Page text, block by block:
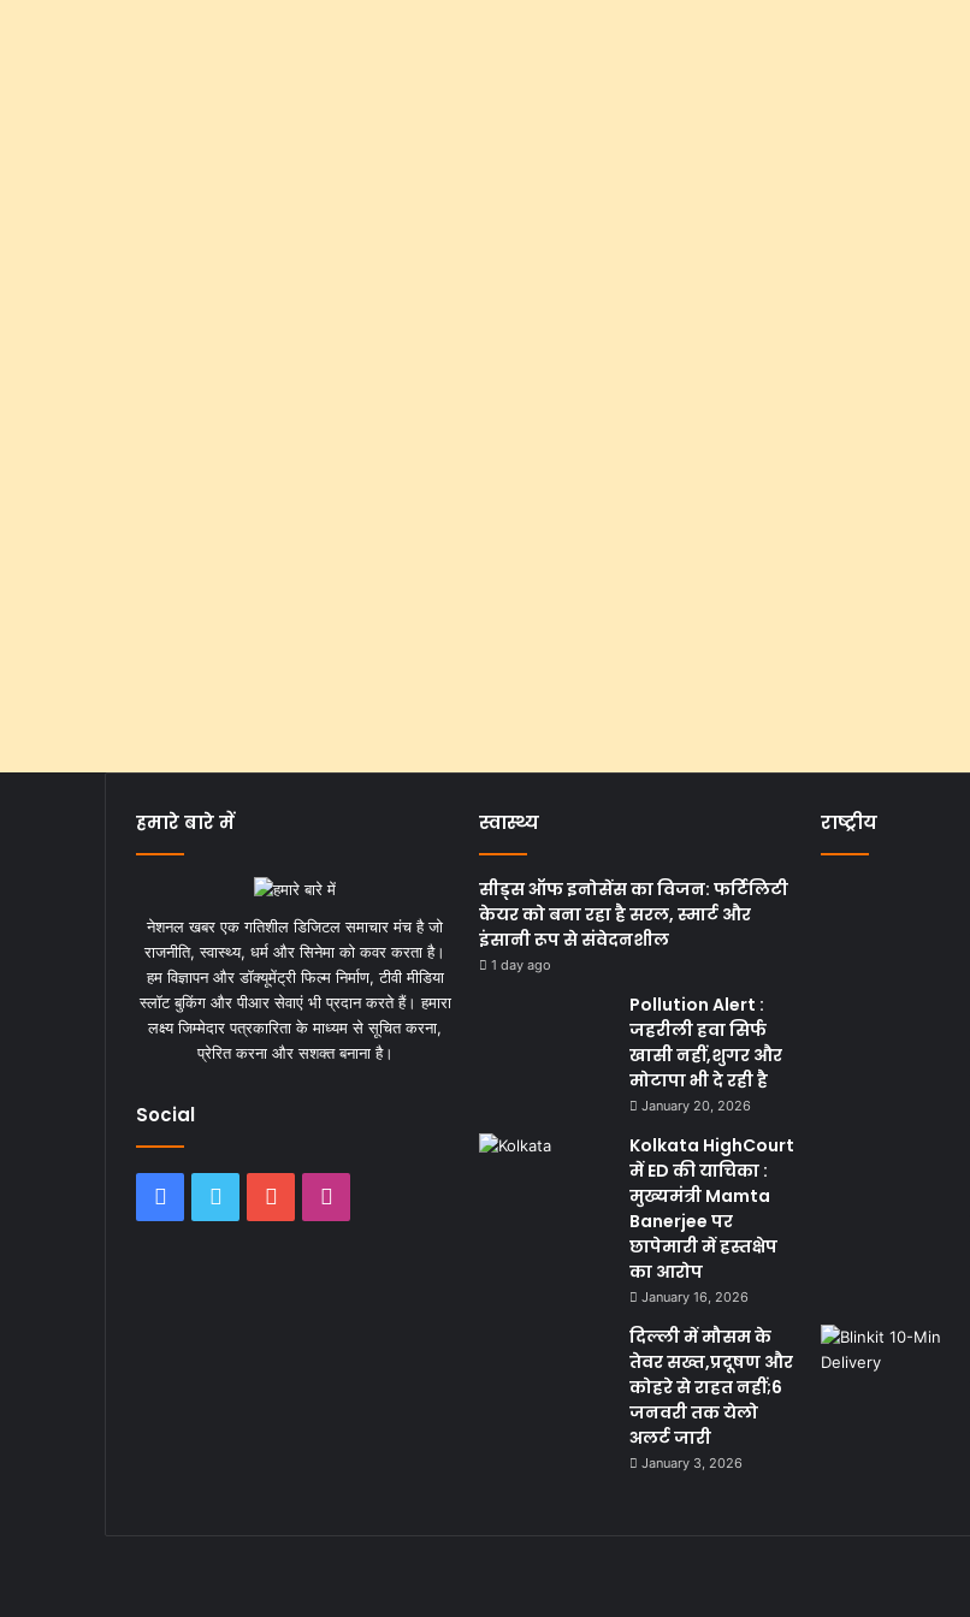
हमारे बारे में
नेशनल खबर एक गतिशील डिजिटल समाचार मंच है जो
राजनीति, स्वास्थ्य, धर्म और सिनेमा को कवर करता है।
हम विज्ञापन और डॉक्यूमेंट्री फिल्म निर्माण, टीवी मीडिया
स्लॉट बुकिंग और पीआर सेवाएं भी प्रदान करते हैं। हमारा
लक्ष्य जिम्मेदार पत्रकारिता के माध्यम से सूचित करना,
प्रेरित करना और सशक्त बनाना है।
Social
Facebook
Twitter YouTube
स्वास्थ्य
सीड्स ऑफ इनोसेंस का विजन: फर्टिलिटी
केयर को बना रहा है सरल, स्मार्ट और
इंसानी रूप से संवेदनशील
1 day ago
Pollution Alert :
जहरीली हवा सिर्फ
खासी नहीं,शुगर और
मोटापा भी दे रही है
January 20, 2026
Kolkata HighCourt
में ED की याचिका :
मुख्यमंत्री Mamta
Banerjee पर
छापेमारी में हस्तक्षेप
का आरोप
January 16, 2026
दिल्ली में मौसम के
तेवर सख्त,प्रदूषण और
कोहरे से राहत नहीं;6
जनवरी तक येलो
अलर्ट जारी
January 3, 2026
राष्ट्रीय